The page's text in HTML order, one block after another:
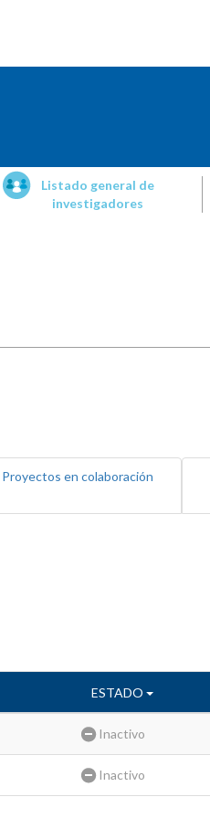
Listado general de
investigadores
Proyectos en colaboración
ESTADO
Inactivo
Inactivo